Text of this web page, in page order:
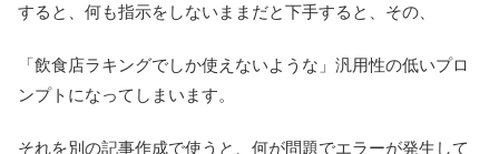
すると、何も指示をしないままだと下手すると、その、
「飲食店ラキングでしか使えないような」汎用性の低いプロ
ンプトになってしまいます。
それを別の記事作成で使うと、何が問題でエラーが発生して